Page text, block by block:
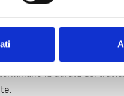
Tieni presente che una
per il successo del
seconda delle necessità
la durata del